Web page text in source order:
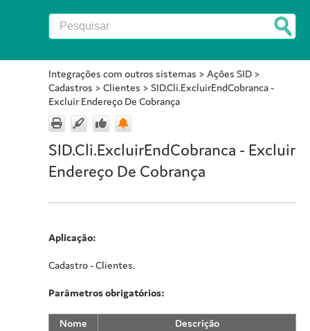
Integrações com outros sistemas > Ações SID >
Cadastros > Clientes > SID.Cli.ExcluirEndCobranca -
Excluir Endereço De Cobrança
SID.Cli.ExcluirEndCobranca - Excluir
Endereço De Cobrança
Aplicação:
Cadastro - Clientes.
Parâmetros obrigatórios:
Nome
Descrição